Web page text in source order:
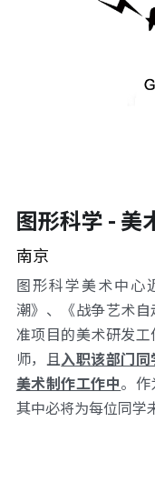
图形科学 - 美
南京
图形科学美术中心
潮》、《战争艺术
准项目的美术研发
师，且入职该部门
美术制作工作中。
其中必将为每位同学